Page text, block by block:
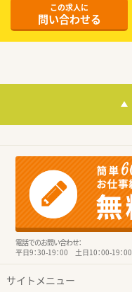
この求人に
問い合わせる
電話でのお問い合わせ：
平日9：30-19：00 土日10：00-19：00
サイトメニュー